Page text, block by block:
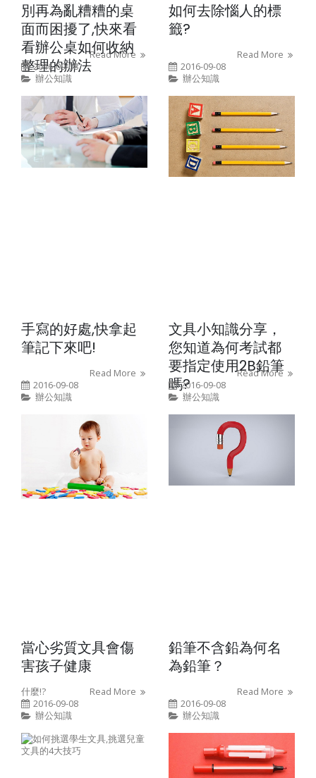
別再為亂糟糟的桌
面而困擾了,快來看
看辦公桌如何收納
整理的辦法
Read More
2016-09-08
辦公知識
如何去除惱人的標
籤?
Read More
2016-09-08
辦公知識
手寫的好處,快拿起
筆記下來吧!
Read More
2016-09-08
辦公知識
文具小知識分享，
您知道為何考試都
要指定使用2B鉛筆
嗎?
Read More
2016-09-08
辦公知識
當心劣質文具會傷
害孩子健康
什麼!?
Read More
2016-09-08
辦公知識
鉛筆不含鉛為何名
為鉛筆？
Read More
2016-09-08
辦公知識